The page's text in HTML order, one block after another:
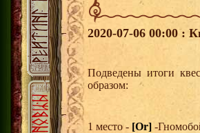
2020-07-06 00:00 :
Подведены итоги
образом:
1 место - [Or] -